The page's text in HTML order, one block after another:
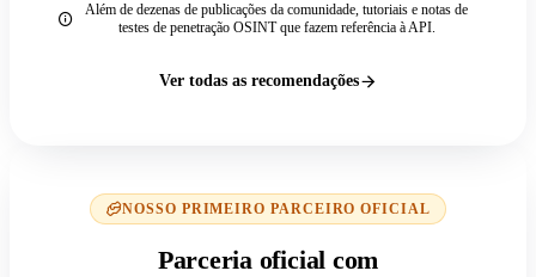
Além de dezenas de publicações da comunidade, tutoriais e notas de
testes de penetração OSINT que fazem referência à API.
Ver todas as recomendações
NOSSO PRIMEIRO PARCEIRO OFICIAL
Parceria oficial com